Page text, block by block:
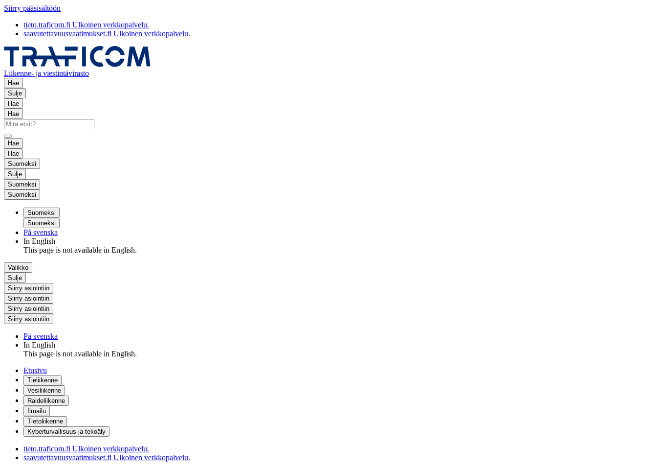
Siirry pääsisältöön
tieto.traficom.fi Ulkoinen verkkopalvelu.
saavutettavuusvaatimukset.fi Ulkoinen verkkopalvelu.
Liikenne- ja viestintävirasto
Hae
Sulje
Hae
Hae
Hae
Hae
Suomeksi
Sulje
Suomeksi
Suomeksi
Suomeksi
Suomeksi
På svenska
In English
This page is not available in English.
Valikko
Sulje
Siirry asiointiin
Siirry asiointiin
Siirry asiointiin
Siirry asiointiin
På svenska
In English
This page is not available in English.
Etusivu
Tieliikenne
Vesiliikenne
Raideliikenne
Ilmailu
Tietoliikenne
Kyberturvallisuus ja tekoäly
tieto.traficom.fi Ulkoinen verkkopalvelu.
saavutettavuusvaatimukset.fi Ulkoinen verkkopalvelu.